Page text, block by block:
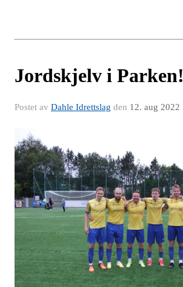
Jordskjelv i Parken!
Postet av Dahle Idrettslag den 12. aug 2022